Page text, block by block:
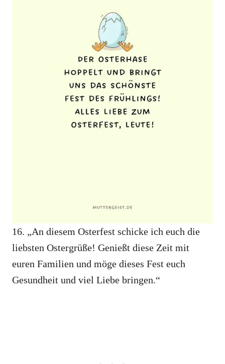
16. „An diesem Osterfest schicke ich euch die
liebsten Ostergrüße! Genießt diese Zeit mit
euren Familien und möge dieses Fest euch
Gesundheit und viel Liebe bringen.“